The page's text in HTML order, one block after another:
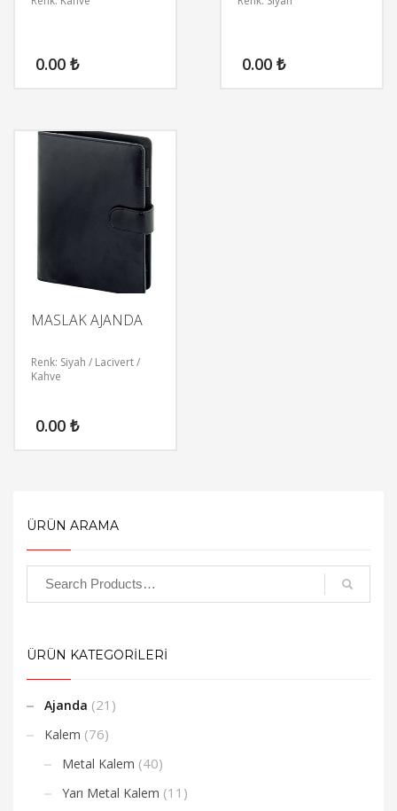
0.00 ₺ 0.00 ₺
MASLAK AJANDA
Renk: Siyah / Lacivert /
Kahve
0.00 ₺
ÜRÜN ARAMA
ÜRÜN KATEGORİLERİ
Ajanda (21)
Kalem (76)
Metal Kalem (40)
Yarı Metal Kalem (11)